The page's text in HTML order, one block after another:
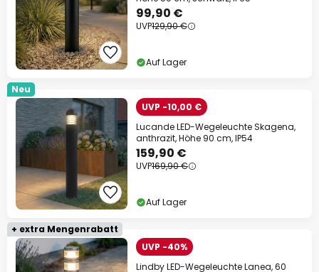
99,90 €
UVP129,90 €
Auf Lager
Neu
UVP -10,00 €
Lucande LED-Wegeleuchte Skagena,
anthrazit, Höhe 90 cm, IP54
159,90 €
UVP169,90 €
Auf Lager
+ extra Mengenrabatt
UVP -40%
Lindby LED-Wegeleuchte Lanea, 60